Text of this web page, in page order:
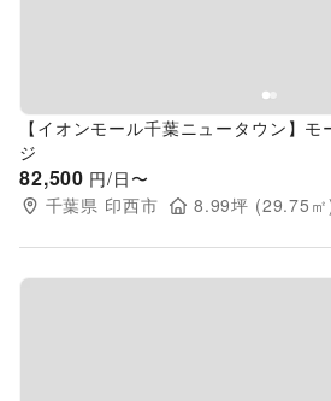
【イオンモール千葉ニュータウン】
ジ
82,500 円/日〜
千葉県 印西市 8.99坪 (29.75